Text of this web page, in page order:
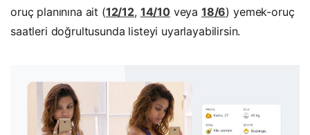
oruç planınına ait (12/12, 14/10veya 18/6) yemek-oruç
saatleri doğrultusunda listeyi uyarlayabilirsin.